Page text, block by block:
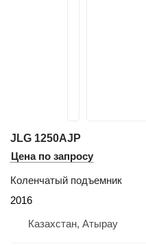
JLG 1250AJP
Цена по запросу
Коленчатый подъемник
2016
Казахстан, Атырау